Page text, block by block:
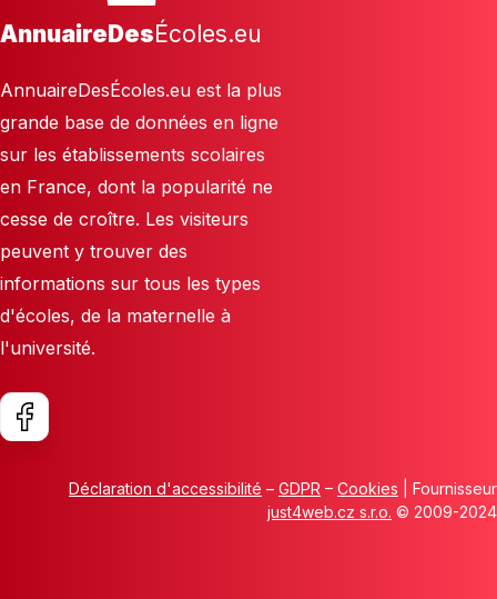
AnnuaireDesÉcoles.eu
AnnuaireDesÉcoles.eu est la plus
grande base de données en ligne
sur les établissements scolaires
en France, dont la popularité ne
cesse de croître. Les visiteurs
peuvent y trouver des
informations sur tous les types
d'écoles, de la maternelle à
l'université.
Déclaration d'accessibilité – GDPR – Cookies | Fournisseur
just4web.cz s.r.o. © 2009-2024